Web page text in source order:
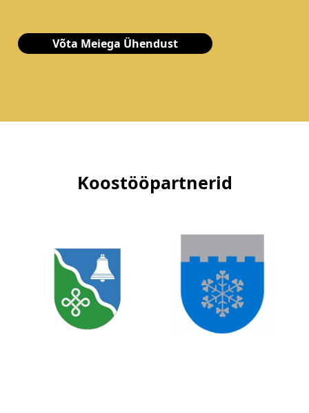
Võta Meiega Ühendust
Koostööpartnerid